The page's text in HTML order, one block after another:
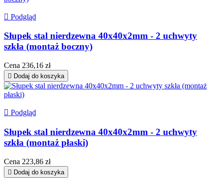
 Podgląd
Słupek stal nierdzewna 40x40x2mm - 2 uchwyty
szkła (montaż boczny)
Cena 236,16 zł
 Dodaj do koszyka
 Podgląd
Słupek stal nierdzewna 40x40x2mm - 2 uchwyty
szkła (montaż płaski)
Cena 223,86 zł
 Dodaj do koszyka